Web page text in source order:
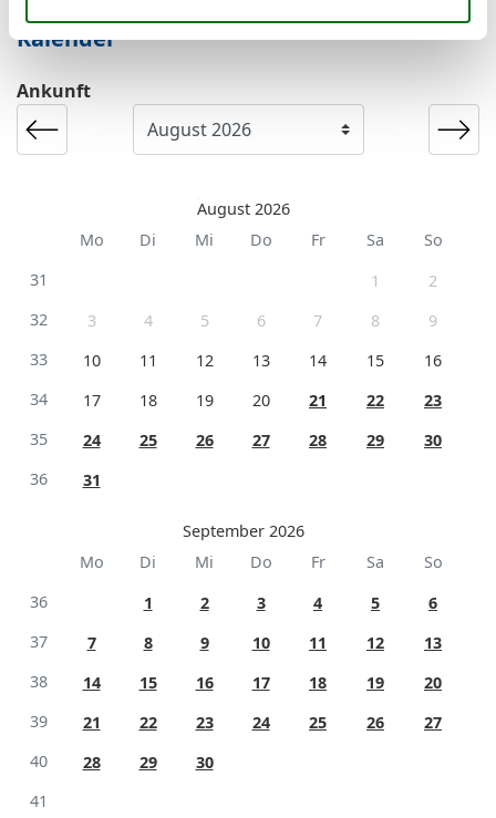
Kalender
Ankunft
August 2026
Mo
Di Mi Do Fr Sa
So
31
1
2
32
3 4 5 6 7 8
9
33
10 11 12 13 14 15
16
34
17 18 19 20 21 22
23
35
24 25 26 27 28 29
30
36
31
September 2026
Mo
Di Mi Do Fr Sa
So
36
1 2 3 4 5
6
37
7 8 9 10 11 12
13
38
14 15 16 17 18 19
20
39
21 22 23 24 25 26
27
40
28 29
30
41